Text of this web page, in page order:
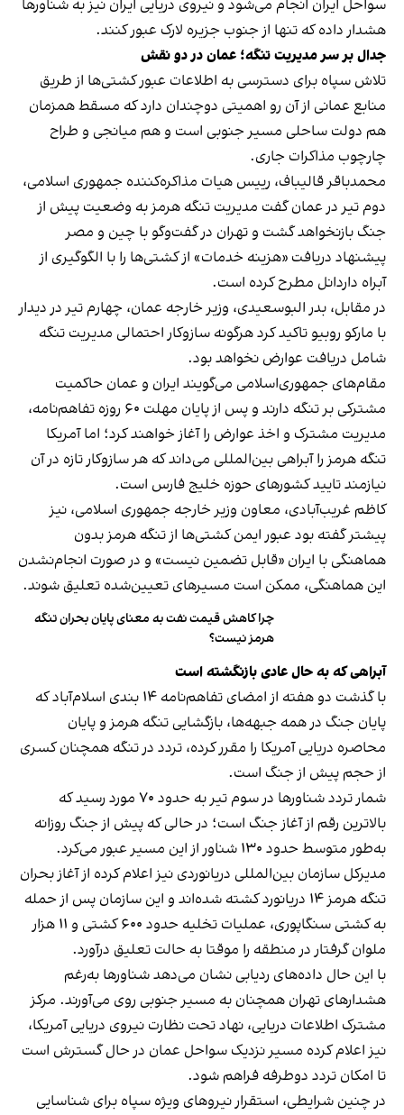
سواحل ایران انجام می‌شود و نیروی دریایی ایران نیز به شناورها
هشدار داده که تنها از جنوب جزیره لارک عبور کنند.
جدال بر سر مدیریت تنگه؛ عمان در دو نقش
تلاش سپاه برای دسترسی به اطلاعات عبور کشتی‌ها از طریق
منابع عمانی از آن رو اهمیتی دوچندان دارد که مسقط همزمان
هم دولت ساحلی مسیر جنوبی است و هم میانجی و طراح
چارچوب مذاکرات جاری.
محمدباقر قالیباف، رییس هیات مذاکره‌کننده جمهوری اسلامی،
دوم تیر در عمان گفت مدیریت تنگه هرمز به وضعیت پیش از
جنگ بازنخواهد گشت و تهران در گفت‌وگو با چین و مصر
پیشنهاد دریافت «هزینه خدمات» از کشتی‌ها را با الگوگیری از
آبراه داردانل مطرح کرده است.
در مقابل، بدر البوسعیدی، وزیر خارجه عمان، چهارم تیر در دیدار
با مارکو روبیو تاکید کرد هرگونه سازوکار احتمالی مدیریت تنگه
شامل دریافت عوارض نخواهد بود.
مقام‌های جمهوری‌اسلامی می‌گویند ایران و عمان حاکمیت
مشترکی بر تنگه دارند و پس از پایان مهلت ۶۰ روزه تفاهم‌نامه،
مدیریت مشترک و اخذ عوارض را آغاز خواهند کرد؛ اما آمریکا
تنگه هرمز را آبراهی بین‌المللی می‌داند که هر سازوکار تازه در آن
نیازمند تایید کشورهای حوزه خلیج فارس است.
کاظم غریب‌آبادی، معاون وزیر خارجه جمهوری اسلامی، نیز
پیشتر گفته بود عبور ایمن کشتی‌ها از تنگه هرمز بدون
هماهنگی با ایران «قابل تضمین نیست» و در صورت انجام‌نشدن
این هماهنگی، ممکن است مسیرهای تعیین‌شده تعلیق شوند.
چرا کاهش قیمت نفت به معنای پایان بحران تنگه
هرمز نیست؟
آبراهی که به حال عادی بازنگشته است
با گذشت دو هفته از امضای تفاهم‌نامه ۱۴ بندی اسلام‌آباد که
پایان جنگ در همه جبهه‌ها، بازگشایی تنگه هرمز و پایان
محاصره دریایی آمریکا را مقرر کرده، تردد در تنگه همچنان کسری
از حجم پیش از جنگ است.
شمار تردد شناورها در سوم تیر به حدود ۷۰ مورد رسید که
بالاترین رقم از آغاز جنگ است؛ در حالی که پیش از جنگ روزانه
به‌طور متوسط حدود ۱۳۰ شناور از این مسیر عبور می‌کرد.
مدیرکل سازمان بین‌المللی دریانوردی نیز اعلام کرده از آغاز بحران
تنگه هرمز ۱۴ دریانورد کشته شده‌اند و این سازمان پس از حمله
به کشتی سنگاپوری، عملیات تخلیه حدود ۶۰۰ کشتی و ۱۱ هزار
ملوان گرفتار در منطقه را موقتا به حالت تعلیق درآورد.
با این حال داده‌های ردیابی نشان می‌دهد شناورها به‌رغم
هشدارهای تهران همچنان به مسیر جنوبی روی می‌آورند. مرکز
مشترک اطلاعات دریایی، نهاد تحت نظارت نیروی دریایی آمریکا،
نیز اعلام کرده مسیر نزدیک سواحل عمان در حال گسترش است
تا امکان تردد دوطرفه فراهم شود.
در چنین شرایطی، استقرار نیروهای ویژه سپاه برای شناسایی